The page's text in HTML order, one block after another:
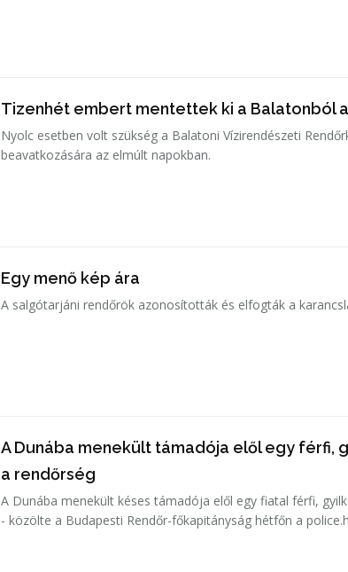
Tizenhét embert mentettek ki a Balatonból
Nyolc esetben volt szükség a Balatoni Vízirendészeti
beavatkozására az elmúlt napokban.
Egy menő kép ára
A salgótarjáni rendőrök azonosították és elfogták a
A Dunába menekült támadója elől egy férfi,
a rendőrség
A Dunába menekült késes támadója elől egy fiatal férfi,
- közölte a Budapesti Rendőr-főkapitányság hétfőn a